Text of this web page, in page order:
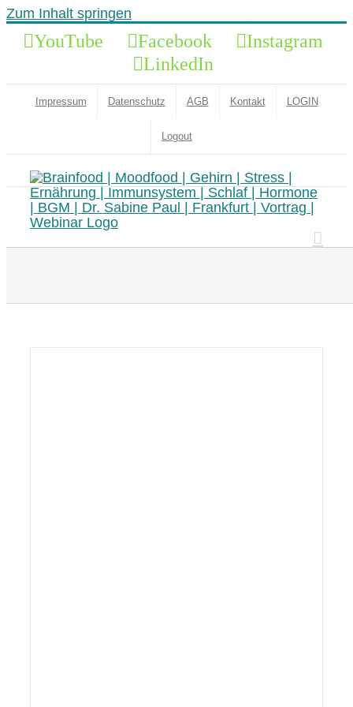
Zum Inhalt springen
YouTube Facebook
Instagram
LinkedIn
Impressum Datenschutz AGB Kontakt LOGIN
Logout